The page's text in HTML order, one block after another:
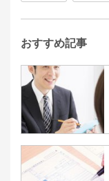
おすすめ記事